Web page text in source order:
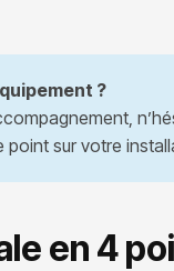
?
sur votre
en 4